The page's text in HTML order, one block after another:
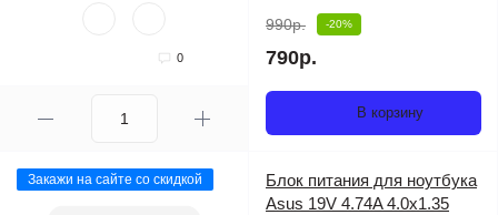
0
990р. -20%
790р.
В корзину
Закажи на сайте со скидкой
Блок питания для ноутбука
Asus 19V 4.74A 4.0x1.35